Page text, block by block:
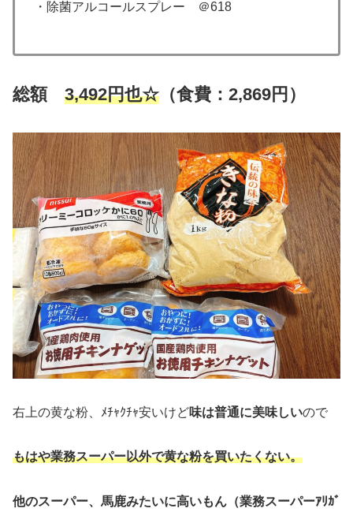
・除菌アルコールスプレー ＠618
総額 3,492円也☆ （食費：2,869円）
右上の黄な粉、ﾒﾁｬｸﾁｬ安いけど味は普通に美味しいので
もはや業務スーパー以外で黄な粉を買いたくない。
他のスーパー、馬鹿みたいに高いもん（業務スーパーｱﾘｶﾞ